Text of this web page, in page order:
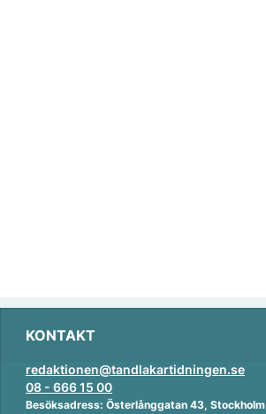
KONTAKT
redaktionen@tandlakartidningen.se
08 - 666 15 00
Besöksadress: Österlånggatan 43, Stockholm